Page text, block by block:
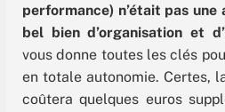
performance) n’était pas
bel bien d’organisation et
vous donne toutes les clés
en totale autonomie. Certes,
coûtera quelques euros